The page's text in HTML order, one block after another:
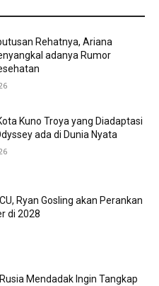
Rehatnya, Ariana
adanya Rumor
Kuno Troya yang Diadaptasi
ada di Dunia Nyata
Ryan Gosling akan Perankan
di 2028
Mendadak Ingin Tangkap